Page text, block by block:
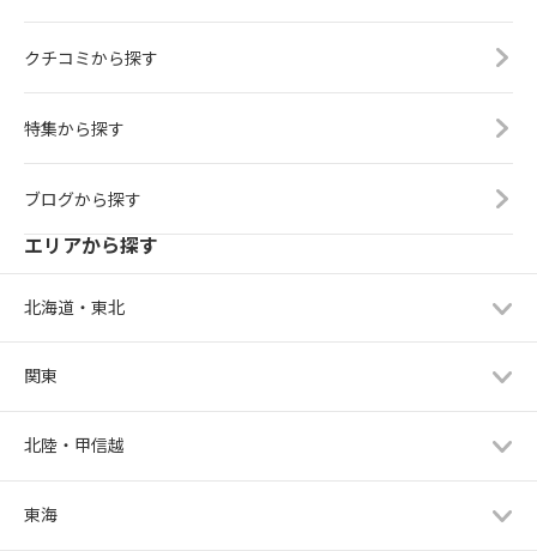
クチコミから探す
特集から探す
ブログから探す
エリアから探す
北海道・東北
関東
北陸・甲信越
東海